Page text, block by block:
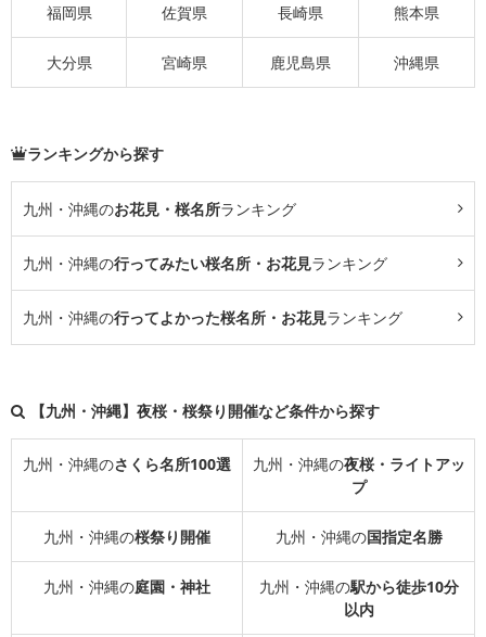
福岡県 佐賀県 長崎県 熊本県
大分県 宮崎県 鹿児島県 沖縄県
ランキングから探す
九州・沖縄のお花見・桜名所ランキング
九州・沖縄の行ってみたい桜名所・お花見ランキング
九州・沖縄の行ってよかった桜名所・お花見ランキング
【九州・沖縄】夜桜・桜祭り開催など条件から探す
九州・沖縄のさくら名所100選 九州・沖縄の夜桜・ライトアッ
プ
九州・沖縄の桜祭り開催 九州・沖縄の国指定名勝
九州・沖縄の庭園・神社 九州・沖縄の駅から徒歩10分
以内